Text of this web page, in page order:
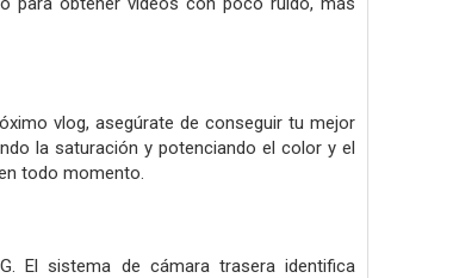
vlog, asegúrate de conseguir tu mejor
la saturación y potenciando el color y el
todo momento.
El sistema de cámara trasera identifica